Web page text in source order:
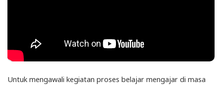
Untuk mengawali kegiatan proses belajar mengajar di masa